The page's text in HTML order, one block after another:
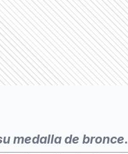
medalla de bronce.